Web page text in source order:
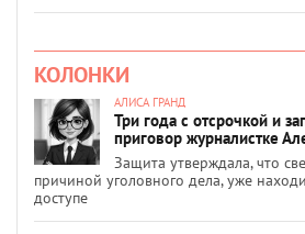
КОЛОНКИ
АЛИСА ГРАНД
Три года с отсрочкой и
приговор журналистке
Защита утверждала, что
причиной уголовного дела, уже
доступе